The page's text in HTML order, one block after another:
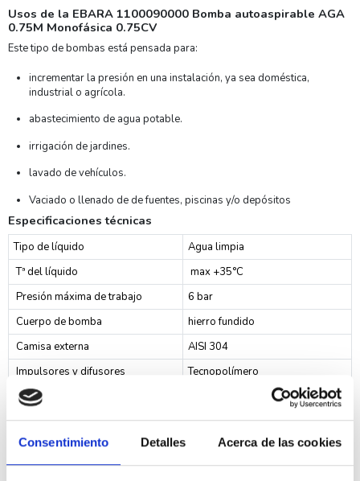
Consentimiento Detalles Acerca de las cookies
Usos de la EBARA 1100090000 Bomba autoaspirable AGA
0.75M Monofásica 0.75CV
Este tipo de bombas está pensada para:
incrementar la presión en una instalación, ya sea doméstica,
industrial o agrícola.
abastecimiento de agua potable.
irrigación de jardines.
lavado de vehículos.
Vaciado o llenado de de fuentes, piscinas y/o depósitos
Especificaciones técnicas
Tipo de líquido
Agua limpia
Tª del líquido
max +35°C
Presión máxima de trabajo
6 bar
Cuerpo de bomba
hierro fundido
Camisa externa
AISI 304
Impulsores y difusores
Tecnopolímero
Eje
Acero inoxidable AISI 303
Cierre mecánico
Carbón / Cerámica / NBR
Polos